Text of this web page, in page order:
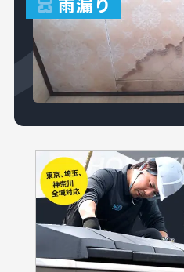
03